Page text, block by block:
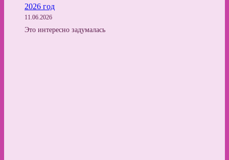
2026 год
11.06.2026
Это интересно задумалась